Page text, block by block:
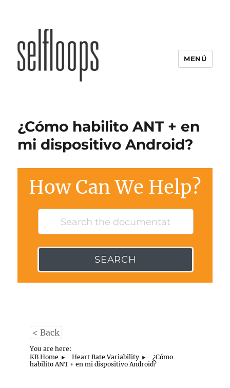
MENÚ
¿Cómo habilito ANT + en
mi dispositivo Android?
How Can We Help?
SEARCH
< Back
You are here:
KB Home
Heart Rate Variability
¿Cómo
habilito ANT + en mi dispositivo Android?